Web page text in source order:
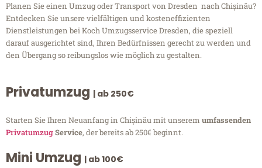
Planen Sie einen Umzug oder Transport von Dresden nach Chișinău?
Entdecken Sie unsere vielfältigen und kosteneffizienten
Dienstleistungen bei Koch Umzugsservice Dresden, die speziell
darauf ausgerichtet sind, Ihren Bedürfnissen gerecht zu werden und
den Übergang so reibungslos wie möglich zu gestalten.
Privatumzug | ab 250€
Starten Sie Ihren Neuanfang in Chișinău mit unserem umfassenden
PrivatumzugService, der bereits ab 250€ beginnt.
Mini Umzug | ab 100€